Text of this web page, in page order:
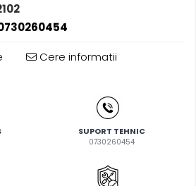
Cere informatii
SUPORT TEHNIC
0730260454